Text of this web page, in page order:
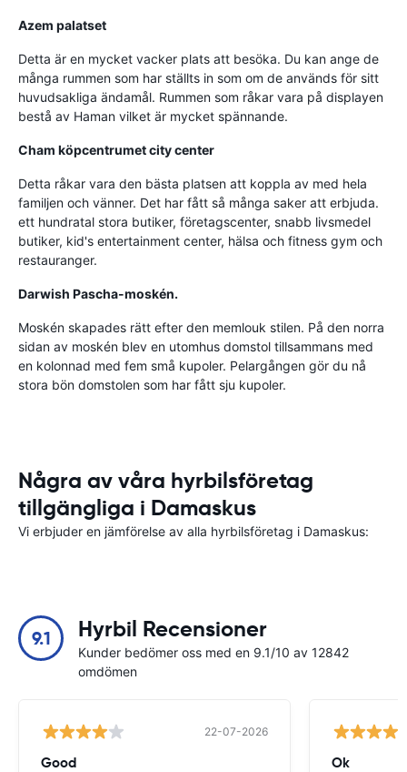
Azem palatset
Detta är en mycket vacker plats att besöka. Du kan ange de
många rummen som har ställts in som om de används för sitt
huvudsakliga ändamål. Rummen som råkar vara på displayen
bestå av Haman vilket är mycket spännande.
Cham köpcentrumet city center
Detta råkar vara den bästa platsen att koppla av med hela
familjen och vänner. Det har fått så många saker att erbjuda.
ett hundratal stora butiker, företagscenter, snabb livsmedel
butiker, kid's entertainment center, hälsa och fitness gym och
restauranger.
Darwish Pascha-moskén.
Moskén skapades rätt efter den memlouk stilen. På den norra
sidan av moskén blev en utomhus domstol tillsammans med
en kolonnad med fem små kupoler. Pelargången gör du nå
stora bön domstolen som har fått sju kupoler.
Några av våra hyrbilsföretag
tillgängliga i Damaskus
Vi erbjuder en jämförelse av alla hyrbilsföretag i Damaskus:
9.1 Hyrbil Recensioner
Kunder bedömer oss med en 9.1/10 av 12842
omdömen
22-07-2026
Good Ok